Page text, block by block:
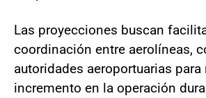
Las proyecciones buscan
coordinación entre aerolíneas,
autoridades aeroportuarias para
incremento en la operación